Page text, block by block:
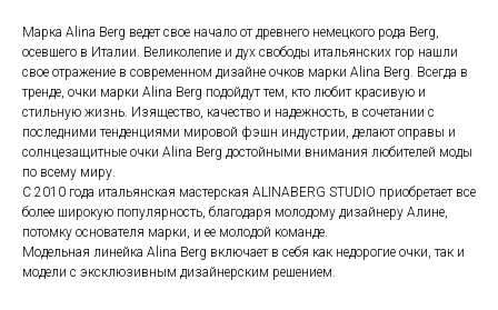
Марка Alina Berg ведет свое начало от древнего немецкого рода Berg,
осевшего в Италии. Великолепие и дух свободы итальянских гор нашли
свое отражение в современном дизайне очков марки Alina Berg. Всегда в
тренде, очки марки Alina Berg подойдут тем, кто любит красивую и
стильную жизнь. Изящество, качество и надежность, в сочетании с
последними тенденциями мировой фэшн индустрии, делают оправы и
солнцезащитные очки Alina Berg достойными внимания любителей моды
по всему миру.
С 2010 года итальянская мастерская ALINABERG STUDIO приобретает все
более широкую популярность, благодаря молодому дизайнеру Алине,
потомку основателя марки, и ее молодой команде.
Модельная линейка Alina Berg включает в себя как недорогие очки, так и
модели c эксклюзивным дизайнерским решением.